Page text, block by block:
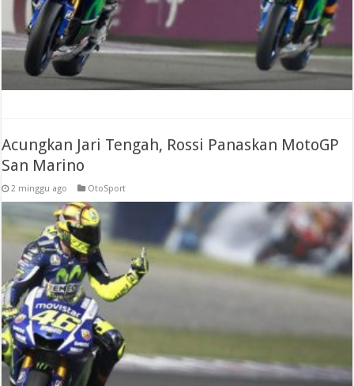
Acungkan Jari Tengah, Rossi Panaskan MotoGP
San Marino
2 minggu ago OtoSport